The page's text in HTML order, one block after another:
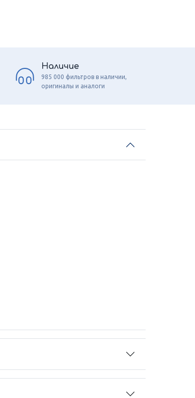
Наличие
985 000 фильтров в наличии,
оригиналы и аналоги